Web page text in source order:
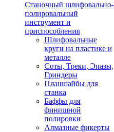
Станочный шлифовально-
полировальный
инструмент и
приспособления
Шлифовальные
круги на пластике и
металле
Соты, Треки, Эпазы,
Гриндеры
Планшайбы для
станка
Баффы для
финишной
полировки
Алмазные фикерты